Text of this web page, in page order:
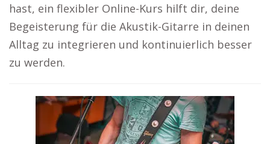
hast, ein flexibler Online-Kurs hilft dir, deine
Begeisterung für die Akustik-Gitarre in deinen
Alltag zu integrieren und kontinuierlich besser
zu werden.